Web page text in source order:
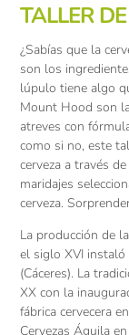
TALLER
¿Sabías que la
son los
lúpulo tiene algo
Mount Hood son
atreves con
como si no, este
cerveza a través
maridajes
cerveza.
La producción de
el siglo XVI instaló
(Cáceres). La
XX con la
fábrica cervecera
Cervezas Águila